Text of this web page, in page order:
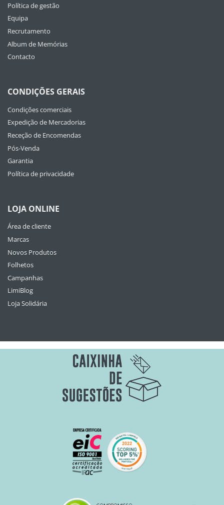
Política de gestão
Equipa
Recrutamento
Album de Memórias
Contacto
CONDIÇÕES GERAIS
Condições comerciais
Expedição de Mercadorias
Receção de Encomendas
Pós-Venda
Garantia
Política de privacidade
LOJA ONLINE
Área de cliente
Marcas
Novos Produtos
Folhetos
Campanhas
LimiBlog
Loja Solidária